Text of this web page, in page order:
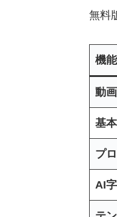
無料
機能
動
基
プ
AI